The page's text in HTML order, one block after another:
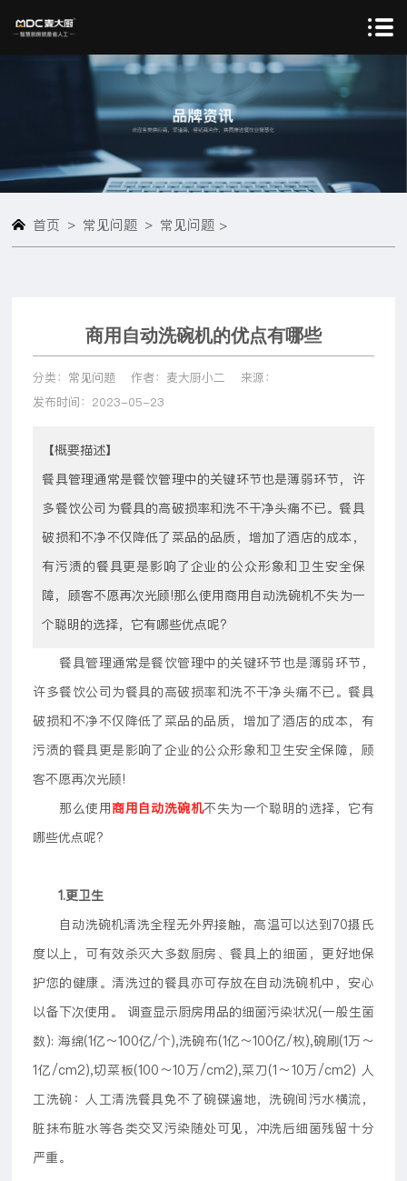
首页 > 常见问题 > 常见问题 >
商用自动洗碗机的优点有哪些
分类：常见问题 作者：麦大厨小二
来源：
发布时间：2023-05-23
【概要描述】
餐具管理通常是餐饮管理中的关键环节也是薄弱环节，许
多餐饮公司为餐具的高破损率和洗不干净头痛不已。餐具
破损和不净不仅降低了菜品的品质，增加了酒店的成本，
有污渍的餐具更是影响了企业的公众形象和卫生安全保
障，顾客不愿再次光顾!那么使用商用自动洗碗机不失为一
个聪明的选择，它有哪些优点呢?
餐具管理通常是餐饮管理中的关键环节也是薄弱环节，
许多餐饮公司为餐具的高破损率和洗不干净头痛不已。餐具
破损和不净不仅降低了菜品的品质，增加了酒店的成本，有
污渍的餐具更是影响了企业的公众形象和卫生安全保障，顾
客不愿再次光顾!
那么使用商用自动洗碗机不失为一个聪明的选择，它有
哪些优点呢?
1.更卫生
自动洗碗机清洗全程无外界接触，高温可以达到70摄氏
度以上，可有效杀灭大多数厨房、餐具上的细菌，更好地保
护您的健康。清洗过的餐具亦可存放在自动洗碗机中，安心
以备下次使用。 调查显示厨房用品的细菌污染状况(一般生菌
数): 海绵(1亿～100亿/个),洗碗布(1亿～100亿/枚),碗刷(1万～
1亿/cm2),切菜板(100～10万/cm2),菜刀(1～10万/cm2) 人
工洗碗：人工清洗餐具免不了碗碟遍地，洗碗间污水横流，
脏抹布脏水等各类交叉污染随处可见，冲洗后细菌残留十分
严重。